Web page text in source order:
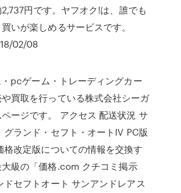
円です。ヤフオク!は、誰でも
いが楽しめるサービスです。
02/08
pcゲーム・トレーディングカー
や買取を行っている株式会社シーガ
ージです。 アクセス 配送状況 サ
グランド・セフト・オートIV PC版
格改定版についての情報を交換す
級の「価格.com クチコミ掲示
ドセフトオート サンアンドレアス